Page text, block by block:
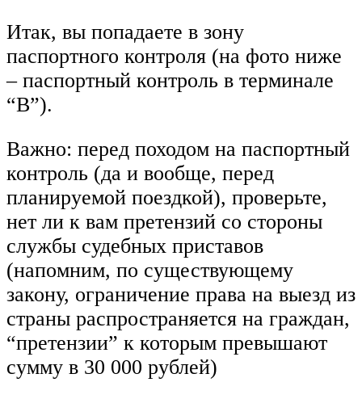
Итак, вы попадаете в зону
паспортного контроля (на фото ниже
– паспортный контроль в терминале
“В”).
Важно: перед походом на паспортный
контроль (да и вообще, перед
планируемой поездкой), проверьте,
нет ли к вам претензий со стороны
службы судебных приставов
(напомним, по существующему
закону, ограничение права на выезд из
страны распространяется на граждан,
“претензии” к которым превышают
сумму в 30 000 рублей)